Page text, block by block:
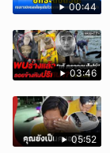
00:44
03:46
05:52